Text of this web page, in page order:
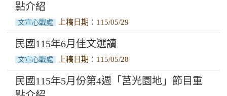
點介紹
文宣心戰處 上稿日期：115/05/29
民國115年6月佳文選讀
文宣心戰處 上稿日期：115/05/28
民國115年5月份第4週「莒光園地」節目重